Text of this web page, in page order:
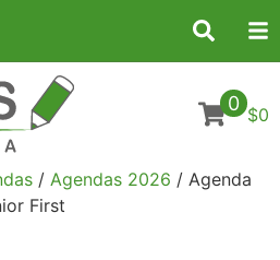
0 $0
/ Agendas 2026 / Agenda
First